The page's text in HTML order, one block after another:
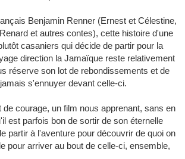
Benjamin Renner (Ernest et Célestine,
et autres contes), cette histoire d'une
casaniers qui décide de partir pour la
direction la Jamaïque reste relativement
réserve son lot de rebondissements et de
s'ennuyer devant celle-ci.
de courage, un film nous apprenant, sans en
est parfois bon de sortir de son éternelle
partir à l'aventure pour découvrir de quoi on
pour arriver au bout de celle-ci, ensemble,